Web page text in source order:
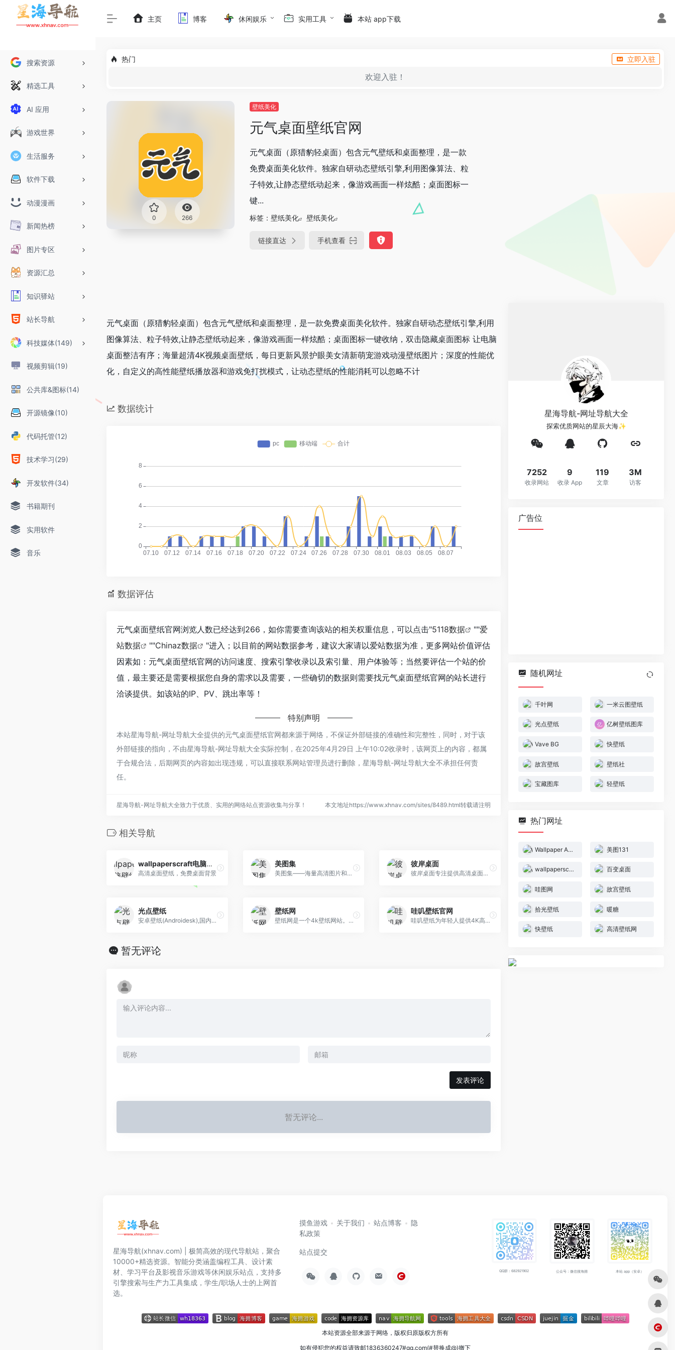
搜索资源
精选工具
AI 应用
游戏世界
生活服务
软件下载
动漫漫画
新闻热榜
图片专区
资源汇总
知识驿站
站长导航
科技媒体(149)
视频剪辑(19)
公共库&图标(14)
开源镜像(10)
代码托管(12)
技术学习(29)
开发软件(34)
书籍期刊
实用软件
音乐
主页 博客 休闲娱乐 实用工具 本站 app下载
热门 立即入驻
欢迎入驻！
0 266
壁纸美化
元气桌面壁纸官网
元气桌面（原猎豹轻桌面）包含元气壁纸和桌面整理，是一款
免费桌面美化软件。独家自研动态壁纸引擎,利用图像算法、粒
子特效,让静态壁纸动起来，像游戏画面一样炫酷；桌面图标一
键...
标签： 壁纸美化 壁纸美化
链接直达 手机查看
元气桌面（原猎豹轻桌面）包含元气壁纸和桌面整理，是一款免费桌面美化软件。独家自研动态壁纸引擎,利用
图像算法、粒子特效,让静态壁纸动起来，像游戏画面一样炫酷；桌面图标一键收纳，双击隐藏桌面图标 让电脑
桌面整洁有序；海量超清4K视频桌面壁纸，每日更新风景护眼美女清新萌宠游戏动漫壁纸图片；深度的性能优
化，自定义的高性能壁纸播放器和游戏免打扰模式，让动态壁纸的性能消耗可以忽略不计
数据统计
数据评估
元气桌面壁纸官网浏览人数已经达到266，如你需要查询该站的相关权重信息，可以点击"5118数据 ""爱
站数据
""Chinaz数据
"进入；以目前的网站数据参考，建议大家请以爱站数据为准，更多网站价值评估
因素如：元气桌面壁纸官网的访问速度、搜索引擎收录以及索引量、用户体验等；当然要评估一个站的价
值，最主要还是需要根据您自身的需求以及需要，一些确切的数据则需要找元气桌面壁纸官网的站长进行
洽谈提供。如该站的IP、PV、跳出率等！
特别声明
本站星海导航-网址导航大全提供的元气桌面壁纸官网都来源于网络，不保证外部链接的准确性和完整性，同时，对于该
外部链接的指向，不由星海导航-网址导航大全实际控制，在2025年4月29日 上午10:02收录时，该网页上的内容，都属
于合规合法，后期网页的内容如出现违规，可以直接联系网站管理员进行删除，星海导航-网址导航大全不承担任何责
任。
星海导航-网址导航大全致力于优质、实用的网络站点资源收集与分享！ 本文地址https://www.xhnav.com/sites/8489.html转载请注明
相关导航
wallpaperscraft电脑壁纸
高清桌面壁纸，免费桌面背景
美图集
美图集——海量高清图片和桌面壁纸！内容涵盖风景图片、动物图片、唯美图片、鲜花图片、家居图片、设计素材、电脑壁纸、动漫壁纸、电影壁纸、明星壁纸、美女壁纸、唯美壁纸...
彼岸桌面
彼岸桌面专注提供高清桌面壁纸,原创壁纸,电脑壁纸,包括美女,动漫,风景,日历,游戏,动态,唯美,汽车,动物等精美壁纸
光点壁纸
安卓壁纸(Androidesk),国内最大的安卓手机壁纸软件，致力于手机美化，让你的手机天天都有好心情
壁纸网
壁纸网是一个4k壁纸网站。提供4k壁纸,5k壁纸,带鱼屏壁纸,宽屏壁纸,电脑桌面壁纸,4k游戏动漫卡通壁纸等各种高清壁纸下载。壁纸网,发现好壁纸。
哇叽壁纸官网
哇叽壁纸为年轻人提供4K高清的动态、静态壁纸。游戏壁纸，动漫壁纸，风景壁纸，美女壁纸，萌宠壁纸及趣味壁纸海量壁纸随心挑。2K壁纸、4K壁纸、宽屏等热门壁纸一键筛选，一键设置美化桌 面
暂无评论
发表评论
暂无评论...
星海导航-网址导航大全
探索优质网站的星辰大海✨
7252
收录网站
9
收录 App
119
文章
3M
访客
广告位
随机网址
千叶网 一米云图壁纸
光点壁纸 亿树壁纸图库
Vave BG 快壁纸
故宫壁纸 壁纸社
宝藏图库 轻壁纸
热门网址
Wallpaper Abyss 美图131
wallpaperscraft电脑壁纸 百变桌面
哇图网 故宫壁纸
拾光壁纸 暖糖
快壁纸 高清壁纸网
星海导航(xhnav.com) | 极简高效的现代导航站，聚合
10000+精选资源。智能分类涵盖编程工具、设计素
材、学习平台及影视音乐游戏等休闲娱乐站点，支持多
引擎搜索与生产力工具集成，学生/职场人士的上网首
选。
摸鱼游戏 关于我们 站点博客
隐
私政策
站点提交
QQ群：682921902 公众号：微信搜海拥 本站 app（安卓）
本站资源全部来源于网络，版权归原版权方所有
如有侵犯您的权益请致邮1836360247#qq.com(#替换成@)撤下